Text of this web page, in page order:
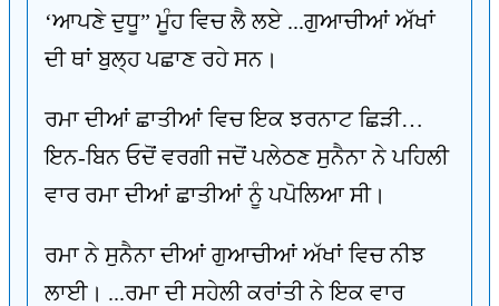
‘ਆਪਣੇ ਦੁਧੂ” ਮੂੰਹ ਵਿਚ ਲੈ ਲਏ ...ਗੁਆਚੀਆਂ ਅੱਖਾਂ
ਦੀ ਥਾਂ ਬੁਲ੍ਹ ਪਛਾਣ ਰਹੇ ਸਨ।
ਰਮਾ ਦੀਆਂ ਛਾਤੀਆਂ ਵਿਚ ਇਕ ਝਰਨਾਟ ਛਿੜੀ…
ਇਨ-ਬਿਨ ਓਦੋਂ ਵਰਗੀ ਜਦੋਂ ਪਲੇਠਣ ਸੁਨੈਨਾ ਨੇ ਪਹਿਲੀ
ਵਾਰ ਰਮਾ ਦੀਆਂ ਛਾਤੀਆਂ ਨੂੰ ਪਪੋਲਿਆ ਸੀ।
ਰਮਾ ਨੇ ਸੁਨੈਨਾ ਦੀਆਂ ਗੁਆਚੀਆਂ ਅੱਖਾਂ ਵਿਚ ਨੀਝ
ਲਾਈ। ...ਰਮਾ ਦੀ ਸਹੇਲੀ ਕਰਾਂਤੀ ਨੇ ਇਕ ਵਾਰ